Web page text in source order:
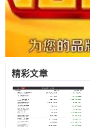
精彩文章